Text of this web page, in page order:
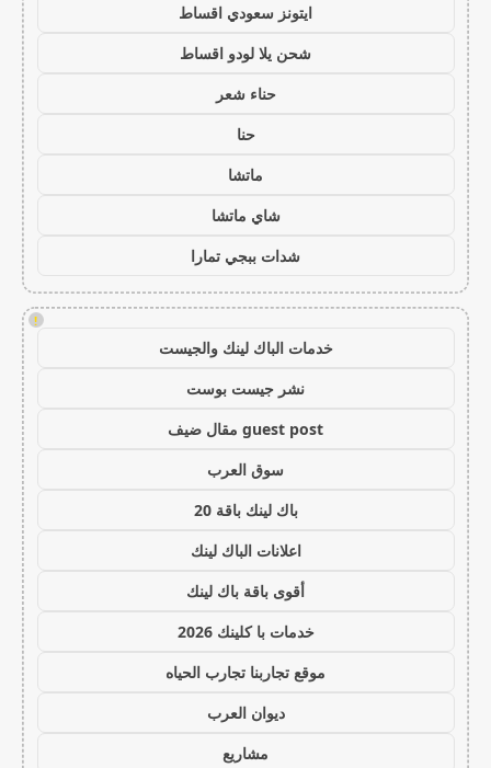
ايتونز سعودي اقساط
شحن يلا لودو اقساط
حناء شعر
حنا
ماتشا
شاي ماتشا
شدات ببجي تمارا
!
خدمات الباك لينك والجيست
نشر جيست بوست
guest post مقال ضيف
سوق العرب
باك لينك باقة 20
اعلانات الباك لينك
أقوى باقة باك لينك
خدمات با كلينك 2026
موقع تجاربنا تجارب الحياه
ديوان العرب
مشاريع